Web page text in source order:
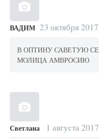
ВАДИМ 23 октября
В ОПТИНУ САВЕТУЮ
МОЛИЦА АМВРОСИЮ
Светлана 1 августа